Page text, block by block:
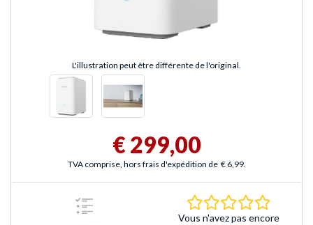
L'illustration peut être différente de l'original.
€ 299,00
TVA comprise, hors frais d'expédition de € 6,99.
Vous n'avez pas encore